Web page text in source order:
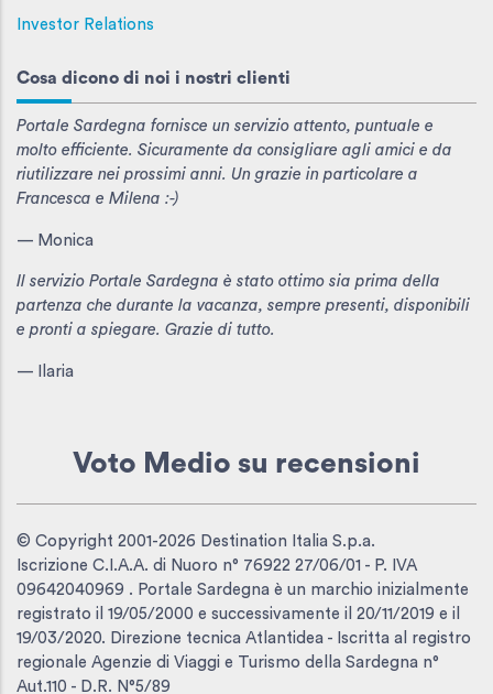
Investor Relations
Cosa dicono di noi i nostri clienti
Portale Sardegna fornisce un servizio attento, puntuale e
molto efficiente. Sicuramente da consigliare agli amici e da
riutilizzare nei prossimi anni. Un grazie in particolare a
Francesca e Milena :-)
— Monica
Il servizio Portale Sardegna è stato ottimo sia prima della
partenza che durante la vacanza, sempre presenti, disponibili
e pronti a spiegare. Grazie di tutto.
— Ilaria
Voto Medio su recensioni
© Copyright 2001-2026 Destination Italia S.p.a.
Iscrizione C.I.A.A. di Nuoro n° 76922 27/06/01 - P. IVA
09642040969 . Portale Sardegna è un marchio inizialmente
registrato il 19/05/2000 e successivamente il 20/11/2019 e il
19/03/2020. Direzione tecnica Atlantidea - Iscritta al registro
regionale Agenzie di Viaggi e Turismo della Sardegna n°
Aut.110 - D.R. N°5/89